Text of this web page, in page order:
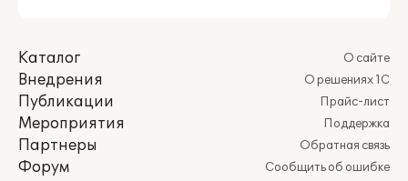
Каталог
Внедрения
Публикации
Мероприятия
Партнеры
Форум
О сайте
О решениях 1С
Прайс-лист
Поддержка
Обратная связь
Сообщить об ошибке